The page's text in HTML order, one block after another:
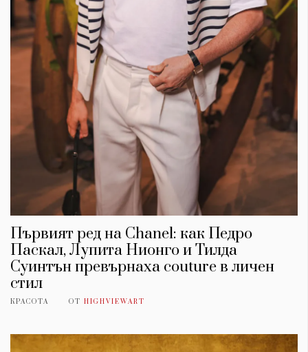
Първият ред на Chanel: как Педро
Паскал, Лупита Нионго и Тилда
Суинтън превърнаха couture в личен
стил
КРАСОТА ОТ HIGHVIEWART